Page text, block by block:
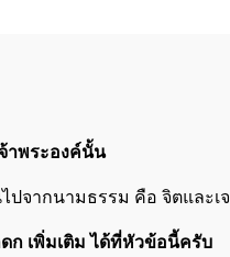
าพระองค์นั้น
ากนามธรรม คือ จิตและเ
เพิ่มเติม ได้ที่หัวข้อนี้ครับ